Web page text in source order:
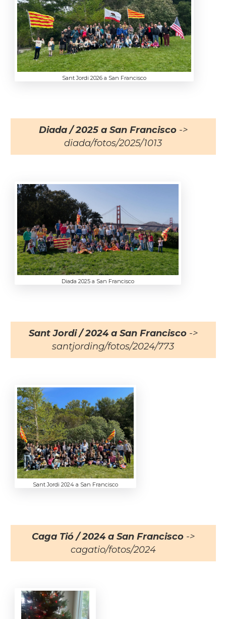
Sant Jordi 2026 a San Francisco
Diada / 2025 a San Francisco->
diada/fotos/2025/1013
Diada 2025 a San Francisco
Sant Jordi / 2024 a San Francisco->
santjording/fotos/2024/773
Sant Jordi 2024 a San Francisco
Caga Tió / 2024 a San Francisco->
cagatio/fotos/2024